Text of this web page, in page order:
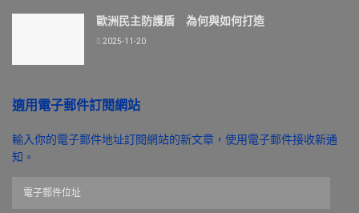
歐洲民主防護盾 為何與如何打造
2025-11-20
適用電子郵件訂閱網站
輸入你的電子郵件地址訂閱網站的新文章，使用電子郵件接收新通
知。